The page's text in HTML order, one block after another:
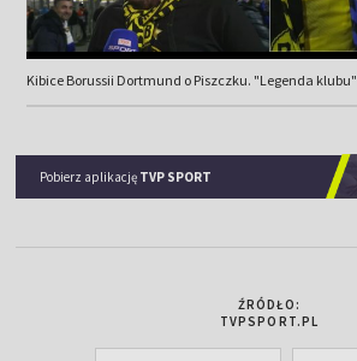
Kibice Borussii Dortmund o Piszczku. "Legenda klubu"
Pobierz aplikację TVP SPORT
ŹRÓDŁO:
TVPSPORT.PL